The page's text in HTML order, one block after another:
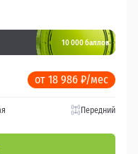
10 000 баллов
от 18 986 ₽/мес
Передний